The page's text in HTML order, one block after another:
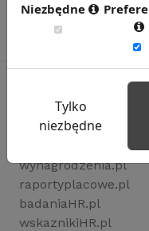
Rynekpracy.pl
wynagrodzenia.pl
raportyplacowe.pl
badaniaHR.pl
wskaznikiHR.pl
Niezbędne
Tylko
niezbędne